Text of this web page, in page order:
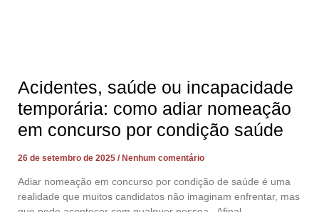
Acidentes, saúde ou incapacidade
temporária: como adiar nomeação
em concurso por condição saúde
26 de setembro de 2025 Nenhum comentário
Adiar nomeação em concurso por condição de saúde é uma
realidade que muitos candidatos não imaginam enfrentar, mas